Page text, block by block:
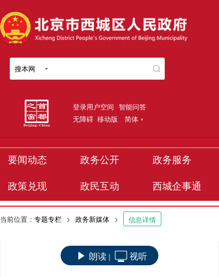
搜本网
登录用户空间 智能问答
无障碍 移动版 简体
要闻动态 政务公开 政务服务
政策兑现 政民互动 西城企事通
当前位置： 专题专栏 > 政务新媒体 > 信息详情
朗读 | 视听